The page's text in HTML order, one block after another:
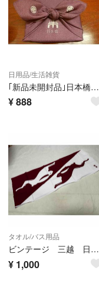
日用品/生活雑貨
｢新品未開封品｣日本橋三越 風呂敷
¥888
タオル/バス用品
ビンテージ 三越 日本手ぬぐい
¥ 1,000